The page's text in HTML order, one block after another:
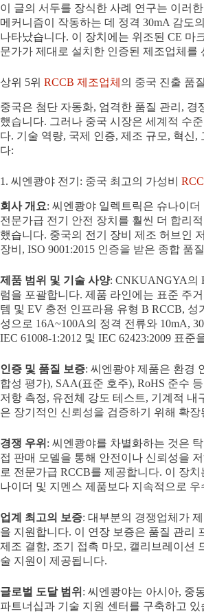
이 글의 서두를 장식한 사례 연구는 이러
메커니즘이 작동하는 데 정격 30mA 감도
나타났습니다. 이 장치에는 위조된 CE 마
문가가 제대로 설치한 인증된 제조업체
상위 5위 RCCB 제조업체 의 중국 진출 품
중국은 첨단 자동화, 엄격한 품질 관리,
했습니다. 그러나 중국 시장은 세계적 수
다. 기술 역량, 국제 인증, 제조 규모, 혁신
다:
1. 씨엔쾅야 전기: 중국 최고의 가성비
회사 개요: 씨엔쾅야 일렉트릭은 슈나이
전문가급 전기 안전 장치를 훨씬 더 합리
했습니다. 중국의 전기 장비 제조 허브인
장비, ISO 9001:2015 인증을 받은 종합
제품 범위 및 기술 사양: CNKUANGYA의
럼을 포괄합니다. 제품 라인에는 표준 주
템 및 EV 충전 인프라용 유형 B RCCB,
성으로 16A~100A의 정격 전류와 10mA,
IEC 61008-1:2012 및 IEC 62423:2009 표
인증 및 품질 보증: 씨엔쾅야 제품은 환경
합성 평가), SAA(표준 호주), RoHS 준수
저항 측정, 유전체 강도 테스트, 기계적
은 장기적인 신뢰성을 검증하기 위해 확
경쟁 우위 : 씨엔쾅야를 차별화하는 것은
접 판매 모델을 통해 안전이나 신뢰성을
로 전문가급 RCCB를 제공합니다. 이 장
나이더 및 지멘스 제품보다 지속적으로
업계 최고의 보증: 대부분의 경쟁업체가
을 지원합니다. 이 연장 보증은 품질 관리
제조 결함, 조기 접촉 마모, 캘리브레이션
술 지원이 제공됩니다.
글로벌 도달 범위 : 씨엔쾅야는 아시아, 중
파트너십과 기술 지원 센터를 구축하고